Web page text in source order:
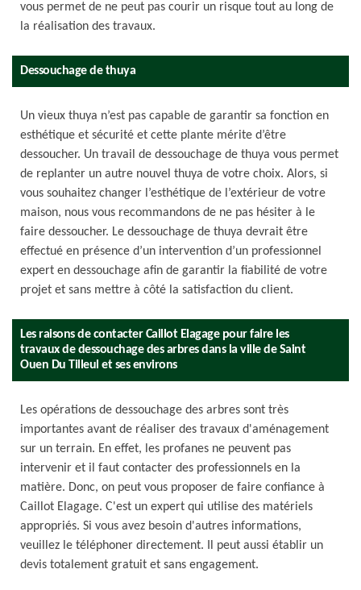
vous permet de ne peut pas courir un risque tout au long de
la réalisation des travaux.
Dessouchage de thuya
Un vieux thuya n’est pas capable de garantir sa fonction en
esthétique et sécurité et cette plante mérite d’être
dessoucher. Un travail de dessouchage de thuya vous permet
de replanter un autre nouvel thuya de votre choix. Alors, si
vous souhaitez changer l’esthétique de l’extérieur de votre
maison, nous vous recommandons de ne pas hésiter à le
faire dessoucher. Le dessouchage de thuya devrait être
effectué en présence d’un intervention d’un professionnel
expert en dessouchage afin de garantir la fiabilité de votre
projet et sans mettre à côté la satisfaction du client.
Les raisons de contacter Caillot Elagage pour faire les
travaux de dessouchage des arbres dans la ville de Saint
Ouen Du Tilleul et ses environs
Les opérations de dessouchage des arbres sont très
importantes avant de réaliser des travaux d'aménagement
sur un terrain. En effet, les profanes ne peuvent pas
intervenir et il faut contacter des professionnels en la
matière. Donc, on peut vous proposer de faire confiance à
Caillot Elagage. C'est un expert qui utilise des matériels
appropriés. Si vous avez besoin d'autres informations,
veuillez le téléphoner directement. Il peut aussi établir un
devis totalement gratuit et sans engagement.